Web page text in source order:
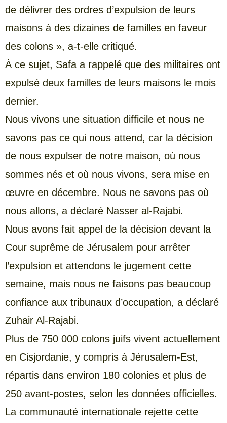
de délivrer des ordres d’expulsion de leurs
maisons à des dizaines de familles en faveur
des colons », a-t-elle critiqué.
À ce sujet, Safa a rappelé que des militaires ont
expulsé deux familles de leurs maisons le mois
dernier.
Nous vivons une situation difficile et nous ne
savons pas ce qui nous attend, car la décision
de nous expulser de notre maison, où nous
sommes nés et où nous vivons, sera mise en
œuvre en décembre. Nous ne savons pas où
nous allons, a déclaré Nasser al-Rajabi.
Nous avons fait appel de la décision devant la
Cour suprême de Jérusalem pour arrêter
l’expulsion et attendons le jugement cette
semaine, mais nous ne faisons pas beaucoup
confiance aux tribunaux d’occupation, a déclaré
Zuhair Al-Rajabi.
Plus de 750 000 colons juifs vivent actuellement
en Cisjordanie, y compris à Jérusalem-Est,
répartis dans environ 180 colonies et plus de
250 avant-postes, selon les données officielles.
La communauté internationale rejette cette